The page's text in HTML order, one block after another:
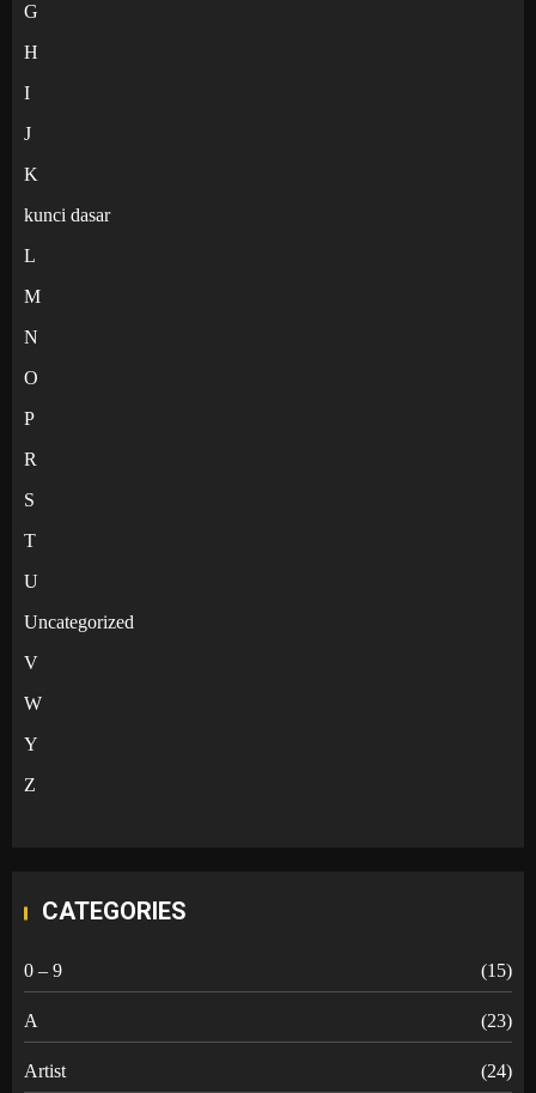
G
H
I
J
K
kunci dasar
L
M
N
O
P
R
S
T
U
Uncategorized
V
W
Y
Z
CATEGORIES
0 – 9 (15)
A (23)
Artist (24)